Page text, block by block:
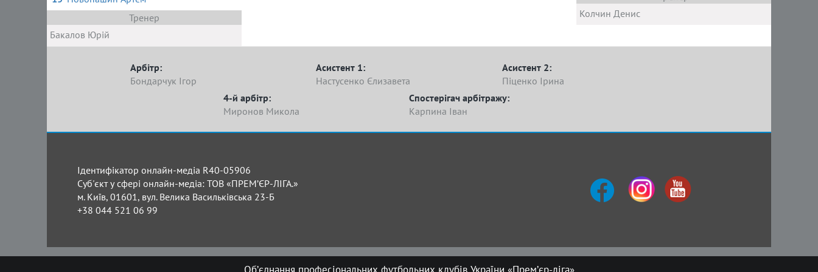
Тренер
Бакалов Юрій
Колчин Денис
Арбітр:
Бондарчук Ігор
Асистент 1:
Настусенко Єлизавета
Асистент 2:
Піценко Ірина
4-й арбітр:
Миронов Микола
Спостерігач арбітражу:
Карпина Іван
Ідентифікатор онлайн-медіа R40-05906
Суб'єкт у сфері онлайн-медіа: ТОВ «ПРЕМ’ЄР-ЛІГА.»
м. Київ, 01601, вул. Велика Васильківська 23-Б
+38 044 521 06 99